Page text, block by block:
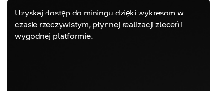
Uzyskaj dostęp do miningu dzięki wykresom w
czasie rzeczywistym, płynnej realizacji zleceń i
wygodnej platformie.